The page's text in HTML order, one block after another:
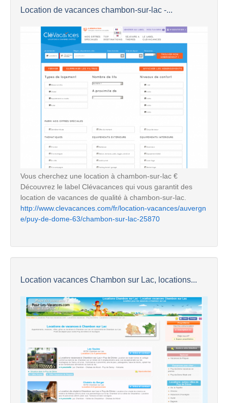
Location de vacances chambon-sur-lac -...
Vous cherchez une location à chambon-sur-lac €
Découvrez le label Clévacances qui vous garantit des
location de vacances de qualité à chambon-sur-lac.
http://www.clevacances.com/fr/location-vacances/auvergn
e/puy-de-dome-63/chambon-sur-lac-25870
Location vacances Chambon sur Lac, locations...